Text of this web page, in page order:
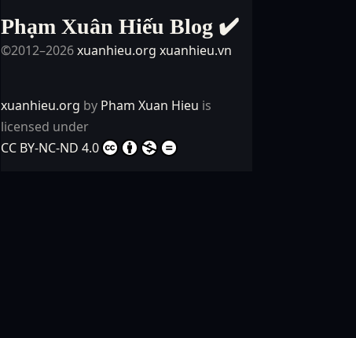
Phạm Xuân Hiếu Blog ✔️
©2012–2026xuanhieu.org xuanhieu.vn
xuanhieu.org by Pham Xuan Hieu is
licensed under
CC BY-NC-ND 4.0